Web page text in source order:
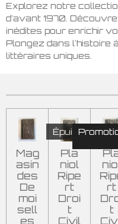
Explorez notre
d'avant 1970.
inédites pour enrichir
Plongez dans l'histoire
littéraires uniques.
Mag
asin
des
De
moi
sell
es
Épuisé
Pla
niol
Ripe
rt
Droi
t
Civil
rt
t